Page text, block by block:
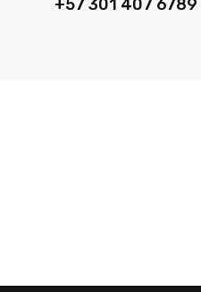
+57 301 407 6789